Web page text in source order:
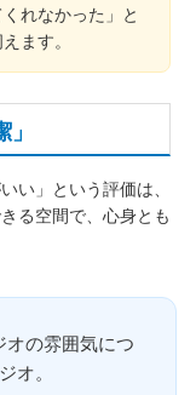
れなかった」と
ます。
い」という評価は、
る空間で、心身とも
の雰囲気につ
オ。